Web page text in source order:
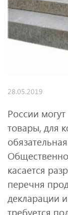
28.05.2019
России
товары, для
касается
перечня
декларации
требуется